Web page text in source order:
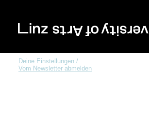
Deine Einstellungen /
Vom Newsletter abmelden